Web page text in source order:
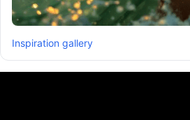
Inspiration gallery